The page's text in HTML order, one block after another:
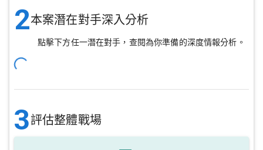
2本案潛在對手深入分析
點擊下方任一潛在對手，查閱為你準備的深度情報分析。
3評估整體戰場